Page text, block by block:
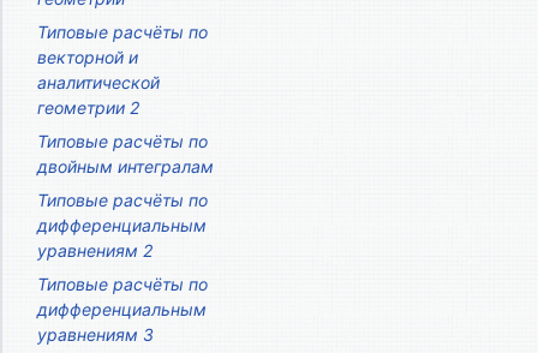
Типовые расчёты по
векторной и
аналитической
геометрии 2
Типовые расчёты по
двойным интегралам
Типовые расчёты по
дифференциальным
уравнениям 2
Типовые расчёты по
дифференциальным
уравнениям 3